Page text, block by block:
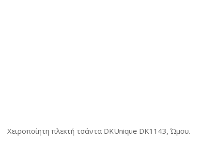
Χειροποίητη πλεκτή τσάντα DKUnique DK1143, Ώμου.